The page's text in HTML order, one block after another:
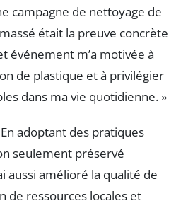
campagne de nettoyage de
était la preuve concrète
événement m’a motivée à
de plastique et à privilégier
dans ma vie quotidienne. »
adoptant des pratiques
seulement préservé
aussi amélioré la qualité de
de ressources locales et